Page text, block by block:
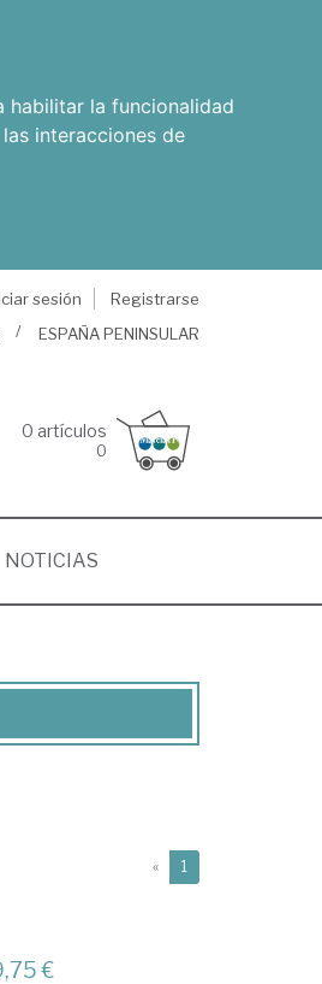
habilitar la funcionalidad
interacciones de
sesión
Registrarse
ESPAÑA PENINSULAR
0 artículos
0
NOTICIAS
« 1
€